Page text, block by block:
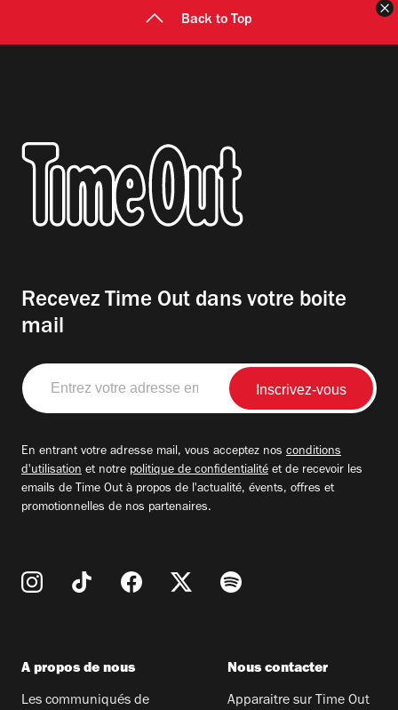
Back to Top
Recevez Time Out dans votre boite
mail
Entrez
votre
adresse
En entrant votre adresse mail, vous acceptez nos conditions
d'utilisation et notre politique de confidentialité et de recevoir les
emails de Time Out à propos de l'actualité, évents, offres et
promotionnelles de nos partenaires.
A propos de nous
Les communiqués de
Nous contacter
Apparaitre sur Time Out